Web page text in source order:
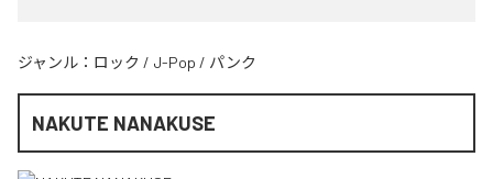
ジャンル： ロック / J-Pop / パンク
NAKUTE NANAKUSE